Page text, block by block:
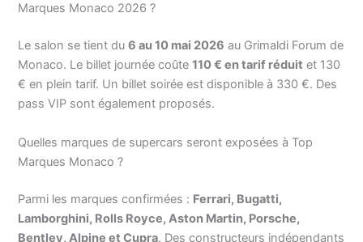
Marques Monaco 2026 ?
Le salon se tient du6 au 10 mai 2026 au Grimaldi Forum de
Monaco. Le billet journée coûte110 € en tarif réduit et 130
€ en plein tarif. Un billet soirée est disponible à 330 €. Des
pass VIP sont également proposés.
Quelles marques de supercars seront exposées à Top
Marques Monaco ?
Parmi les marques confirmées : Ferrari, Bugatti,
Lamborghini, Rolls Royce, Aston Martin, Porsche,
Bentley, Alpine et Cupra. Des constructeurs indépendants